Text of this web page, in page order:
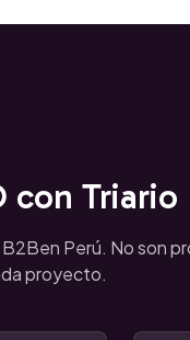
con Triario
Perú. No son
proyecto.